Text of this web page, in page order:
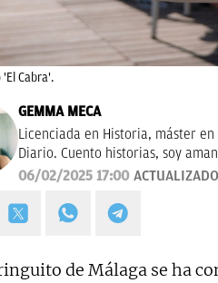
Cabra'.
GEMMA MECA
Licenciada en Historia, máster
Diario. Cuento historias, soy
tendencias en moda. Experta en
06/02/2025 17:00
de Málaga se ha